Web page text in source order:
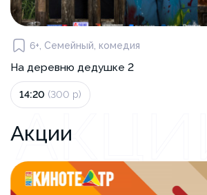
6+, Семейный, комедия
На деревню дедушке 2
14:20 (300 р)
АКЦИИ
Акции